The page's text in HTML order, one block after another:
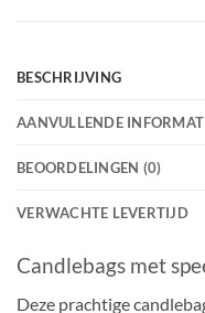
BESCHRIJVING
AANVULLENDE
BEOORDELINGEN (0)
VERWACHTE LEVERTIJD
Candlebags met
Deze prachtige